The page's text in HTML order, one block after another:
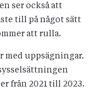
ser också att
till på något sätt
att rulla.
med uppsägningar.
från 2021 till 2023.